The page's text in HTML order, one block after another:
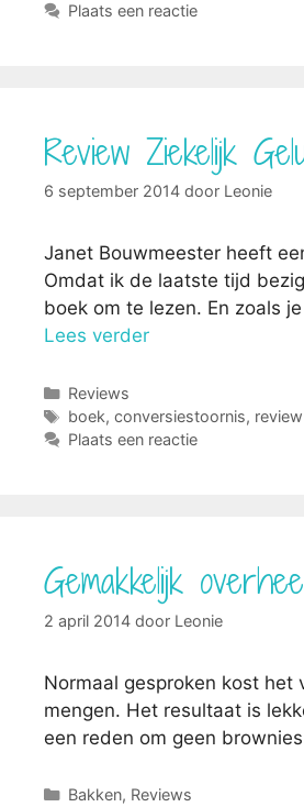
Plaats een reactie
Review Ziekelijk
6 september 2014 door Leonie
Janet Bouwmeester heeft
Omdat ik de laatste tijd
boek om te lezen. En zoals
Lees verder
Categorieën
Reviews
Tags
boek, conversiestoornis, review
Plaats een reactie
Gemakkelijk
2 april 2014 door Leonie
Normaal gesproken kost
mengen. Het resultaat is
een reden om geen
Categorieën
Bakken, Reviews